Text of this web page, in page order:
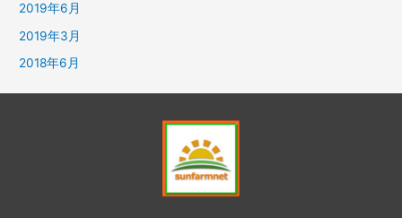
2019年6月
2019年3月
2018年6月